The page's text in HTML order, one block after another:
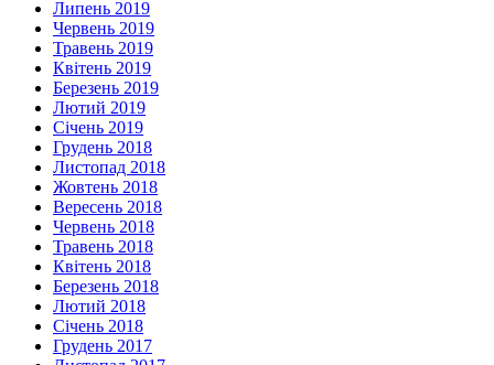
Липень 2019
Червень 2019
Травень 2019
Квітень 2019
Березень 2019
Лютий 2019
Січень 2019
Грудень 2018
Листопад 2018
Жовтень 2018
Вересень 2018
Червень 2018
Травень 2018
Квітень 2018
Березень 2018
Лютий 2018
Січень 2018
Грудень 2017